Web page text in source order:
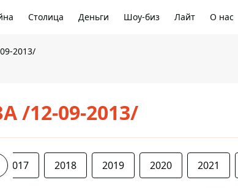
Столица Деньги Шоу-биз Лайт О нас
2013/
/12-09-2013/
2017 2018 2019 2020 2021